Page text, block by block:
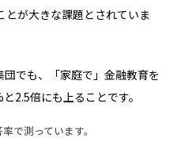
が大きな課題とされていま
でも、「家庭で」金融教育を
2.5倍にも上ることです。
で測っています。